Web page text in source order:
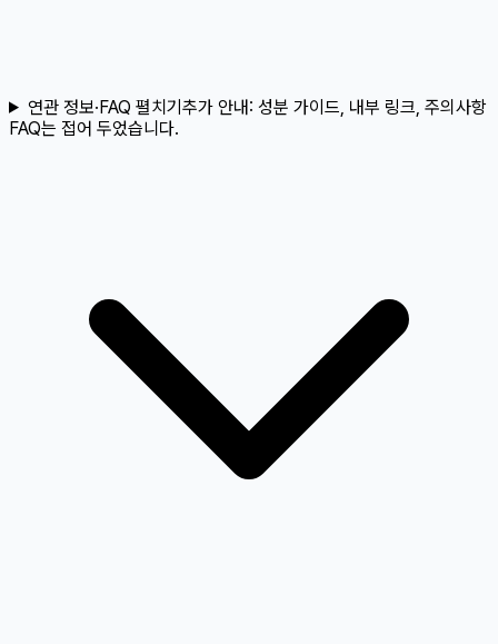
연관 정보·FAQ 펼치기추가 안내: 성분 가이드, 내부 링크, 주의사항
FAQ는 접어 두었습니다.